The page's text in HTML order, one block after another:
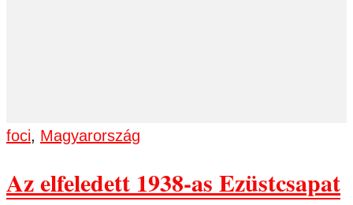
foci, Magyarország
Az elfeledett 1938-as Ezüstcsapat